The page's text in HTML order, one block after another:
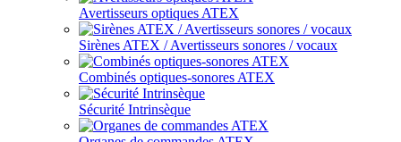
Avertisseurs optiques ATEX
Sirènes ATEX / Avertisseurs sonores / vocaux
Combinés optiques-sonores ATEX
Sécurité Intrinsèque